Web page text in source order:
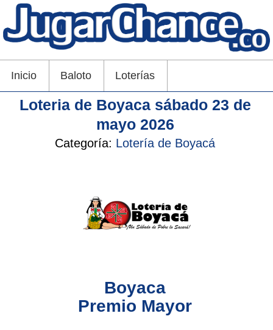
Inicio Baloto Loterías
Loteria de Boyaca sábado 23 de
mayo 2026
Categoría: Lotería de Boyacá
Boyaca
Premio Mayor